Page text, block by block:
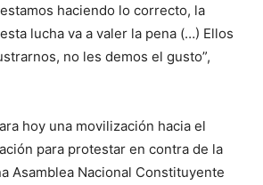
haciendo lo correcto, la
lucha va a valer la pena (…) Ellos
no les demos el gusto”,
hoy una movilización hacia el
para protestar en contra de la
Asamblea Nacional Constituyente